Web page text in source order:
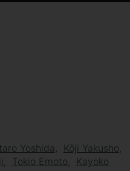
Yoshida
Kôji Yakusho
Tokio Emoto
Kayoko